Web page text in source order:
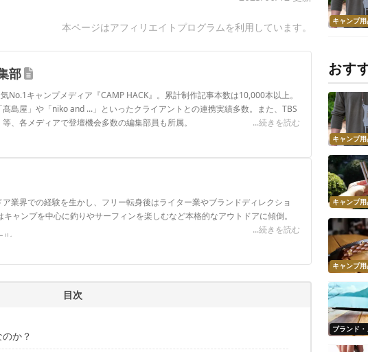
本ページはアフィリエイトプログラムを利用しています。
部
No.1キャンプメディア『CAMP HACK』。累計制作記事本数は10,000本以上。
島屋」や「niko and ...」といったクライアントとの連携実績多数。また、TBS
、各メディアで登壇機会多数の編集部員も所属。
...続きを読む
業界での経験を生かし、フリー転身後はライター業やブランドディレクショ
キャンプを中心に釣りやサーフィンを楽しむなど本格的なアウトドアに傾倒。
...続きを読む
ル
目次
か？
キャンプ用
おす
キャンプ用
キャンプ用
キャンプ用
ブランド